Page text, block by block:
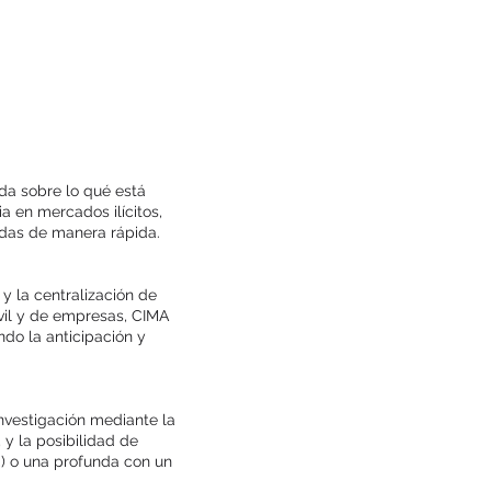
sobre lo qué está
en mercados ilícitos,
de manera rápida.
la centralización de
y de empresas, CIMA
la anticipación y
mediante la
y la posibilidad de
o una profunda con un